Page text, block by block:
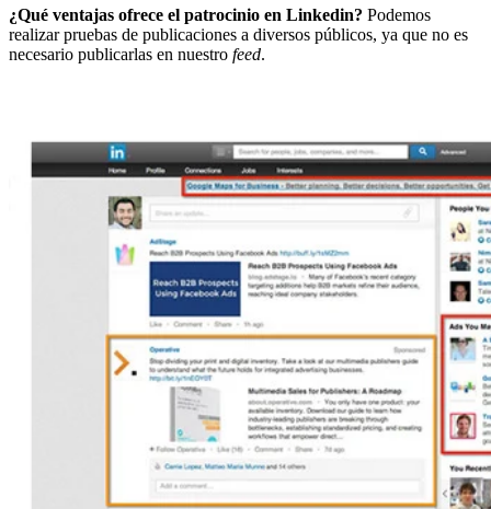
¿Qué ventajas ofrece el patrocinio en Linkedin? Podemos
realizar pruebas de publicaciones a diversos públicos, ya que no es
necesario publicarlas en nuestro feed.